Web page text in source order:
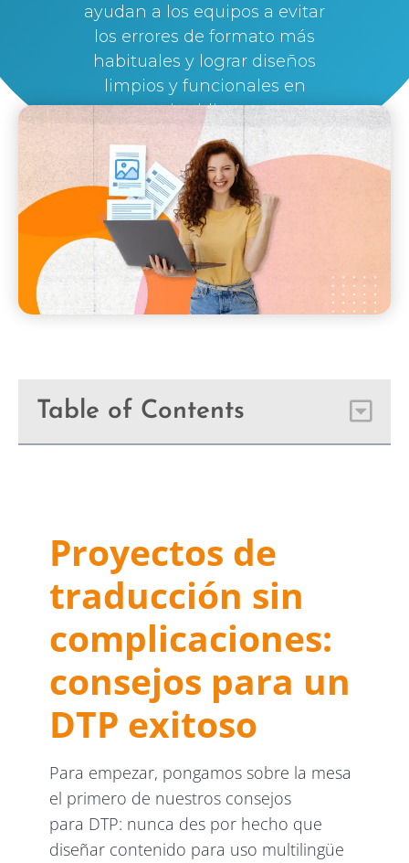
ayudan a los equipos a evitar
los errores de formato más
habituales y lograr diseños
limpios y funcionales en
varios idiomas.
By Lau Mazz
Table of Contents
Proyectos de
traducción sin
complicaciones:
consejos para un
DTP exitoso
Para empezar, pongamos sobre la mesa
el primero de nuestros consejos
para DTP: nunca des por hecho que
diseñar contenido para uso multilingüe